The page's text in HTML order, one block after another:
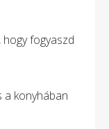
fogyaszd
a konyhában